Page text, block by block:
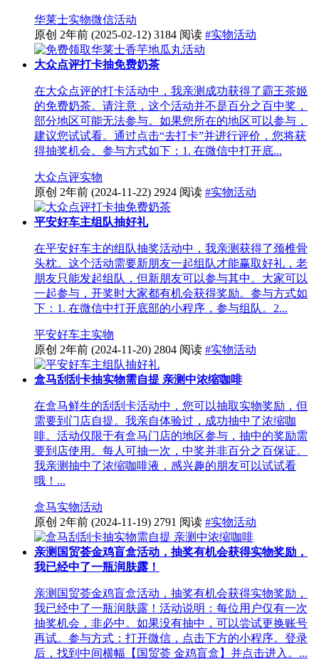
华莱士实物微信活动
原创 2年前 (2025-02-12) 3184 阅读 #实物活动
大众点评打卡抽免费奶茶
在大众点评的打卡活动中，我亲测成功获得了霸王茶姬
的免费奶茶。请注意，这个活动并不是百分之百中奖，
部分地区可能无法参与。如果您所在的地区可以参与，
建议您试试看。通过点击“去打卡”并进行评价，您将获
得抽奖机会。参与方式如下：1. 在微信中打开底...
大众点评实物
原创 2年前 (2024-11-22) 2924 阅读 #实物活动
平安好车主组队抽好礼
在平安好车主的组队抽奖活动中，我亲测获得了颈椎骨
头枕。这个活动需要新朋友一起组队才能赢取好礼，老
朋友只能发起组队，但新朋友可以参与其中。大家可以
一起参与，开奖时大家都有机会获得奖励。参与方式如
下：1. 在微信中打开底部的小程序，参与组队。2...
平安好车主实物
原创 2年前 (2024-11-20) 2804 阅读 #实物活动
盒马刮刮卡抽实物需自提 亲测中浓缩咖啡
在盒马鲜生的刮刮卡活动中，您可以抽取实物奖励，但
需要到门店自提。我亲自体验过，成功抽中了浓缩咖
啡。活动仅限于有盒马门店的地区参与，抽中的奖励需
要到店使用。每人可抽一次，中奖并非百分之百保证。
我亲测抽中了浓缩咖啡液，感兴趣的朋友可以试试看
哦！...
盒马实物活动
原创 2年前 (2024-11-19) 2791 阅读 #实物活动
亲测国贸荟金鸡盲盒活动，抽奖有机会获得实物奖励，
我已经中了一瓶润肤露！
亲测国贸荟金鸡盲盒活动，抽奖有机会获得实物奖励，
我已经中了一瓶润肤露！活动说明：每位用户仅有一次
抽奖机会，非必中。如果没有抽中，可以尝试更换账号
再试。参与方式：打开微信，点击下方的小程序。登录
后，找到中间横幅【国贸荟 金鸡盲盒】并点击进入。...